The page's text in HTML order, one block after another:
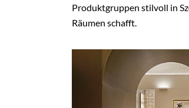
Produktgruppen stilvoll in
Räumen schafft.